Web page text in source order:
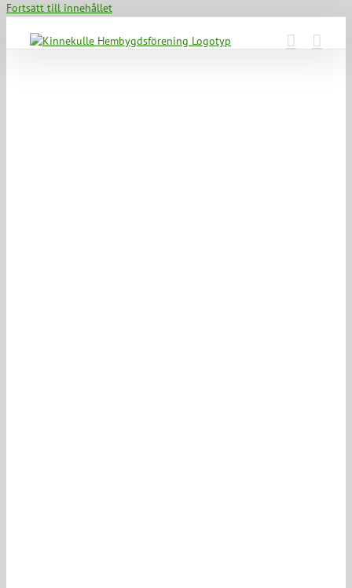
Fortsätt till innehållet